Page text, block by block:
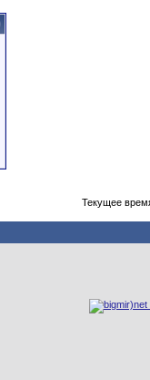
Текущее